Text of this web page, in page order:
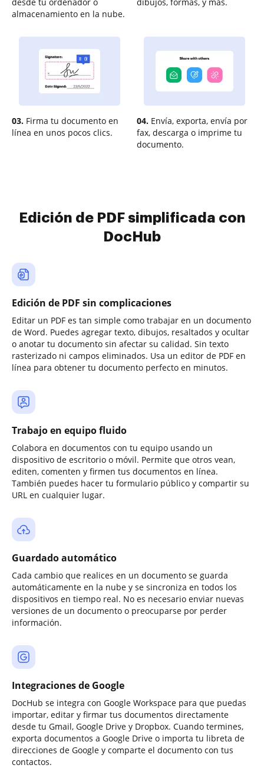
almacenamiento en la nube.
03. Firma tu documento en
línea en unos pocos clics.
04. Envía, exporta, envía por
fax, descarga o imprime tu
documento.
Edición de PDF simplificada con
DocHub
Edición de PDF sin complicaciones
Editar un PDF es tan simple como trabajar en un documento
de Word. Puedes agregar texto, dibujos, resaltados y ocultar
o anotar tu documento sin afectar su calidad. Sin texto
rasterizado ni campos eliminados. Usa un editor de PDF en
línea para obtener tu documento perfecto en minutos.
Trabajo en equipo fluido
Colabora en documentos con tu equipo usando un
dispositivo de escritorio o móvil. Permite que otros vean,
editen, comenten y firmen tus documentos en línea.
También puedes hacer tu formulario público y compartir su
URL en cualquier lugar.
Guardado automático
Cada cambio que realices en un documento se guarda
automáticamente en la nube y se sincroniza en todos los
dispositivos en tiempo real. No es necesario enviar nuevas
versiones de un documento o preocuparse por perder
información.
Integraciones de Google
DocHub se integra con Google Workspace para que puedas
importar, editar y firmar tus documentos directamente
desde tu Gmail, Google Drive y Dropbox. Cuando termines,
exporta documentos a Google Drive o importa tu libreta de
direcciones de Google y comparte el documento con tus
contactos.